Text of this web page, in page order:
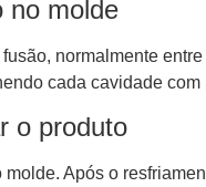
no molde
normalmente
cada cavidade
o produto
Após o